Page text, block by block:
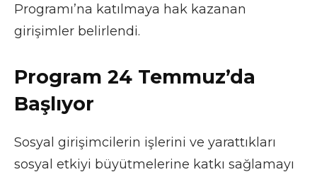
Programı’na katılmaya hak kazanan
girişimler belirlendi.
Program 24 Temmuz’da
Başlıyor
Sosyal girişimcilerin işlerini ve yarattıkları
sosyal etkiyi büyütmelerine katkı sağlamayı